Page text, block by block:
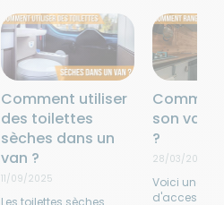
Comment utiliser
des toilettes
sèches dans un
van ?
11/09/2025
Les toilettes sèches
son van
?
28/03/2024
Voici une